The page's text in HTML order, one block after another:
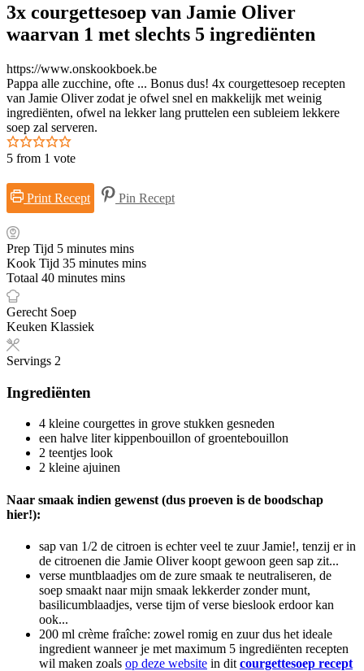
3x courgettesoep van Jamie Oliver
waarvan 1 met slechts 5 ingrediënten
https://www.onskookboek.be
Pappa alle zucchine, ofte ... Bonus dus! 4x courgettesoep recepten
van Jamie Oliver zodat je ofwel snel en makkelijk met weinig
ingrediënten, ofwel na lekker lang pruttelen een subleiem lekkere
soep zal serveren.
5 from 1 vote
Print Recept Pin Recept
Prep Tijd 5 minutes mins
Kook Tijd 35 minutes mins
Totaal 40 minutes mins
Gerecht Soep
Keuken Klassiek
Servings 2
Ingrediënten
4 kleine courgettes in grove stukken gesneden
een halve liter kippenbouillon of groentebouillon
2 teentjes look
2 kleine ajuinen
Naar smaak indien gewenst (dus proeven is de boodschap
hier!):
sap van 1/2 de citroen is echter veel te zuur Jamie!, tenzij er in
de citroenen die Jamie Oliver koopt gewoon geen sap zit...
verse muntblaadjes om de zure smaak te neutraliseren, de
soep smaakt naar mijn smaak lekkerder zonder munt,
basilicumblaadjes, verse tijm of verse bieslook erdoor kan
ook...
200 ml crème fraîche: zowel romig en zuur dus het ideale
ingredient wanneer je met maximum 5 ingrediënten recepten
wil maken zoals op deze website in dit courgettesoep recept